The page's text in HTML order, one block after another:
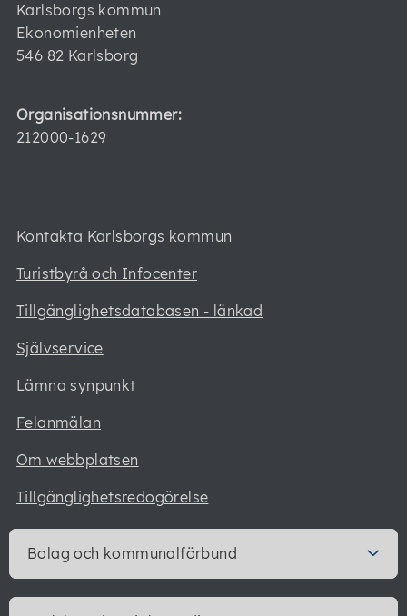
Karlsborgs kommun
Ekonomienheten
546 82 Karlsborg
Organisationsnummer:
212000-1629
Kontakta Karlsborgs kommun
Turistbyrå och Infocenter
Tillgänglighetsdatabasen - länkad
Självservice
Lämna synpunkt
Felanmälan
Om webbplatsen
Tillgänglighetsredogörelse
Bolag och kommunalförbund